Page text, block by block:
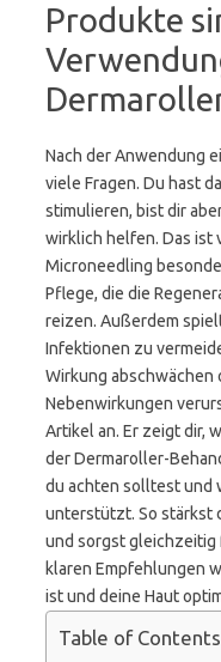
Produkte
Nach der Anwendung
viele Fragen. Du hast
stimulieren, bist dir
wirklich helfen. Das ist
Microneedling
Pflege, die die
reizen. Außerdem
Infektionen zu
Wirkung abschwächen
Nebenwirkungen
Artikel an. Er zeigt dir,
der Dermaroller-
du achten solltest und
unterstützt. So stärkst
und sorgst gleichzeitig
klaren Empfehlungen
ist und deine Haut
Table of Contents